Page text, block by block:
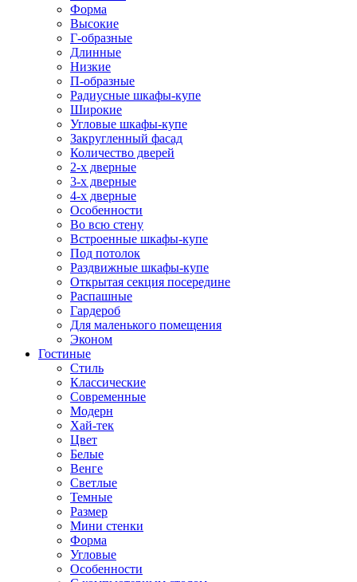
Форма
Высокие
Г-образные
Длинные
Низкие
П-образные
Радиусные шкафы-купе
Широкие
Угловые шкафы-купе
Закругленный фасад
Количество дверей
2-х дверные
3-х дверные
4-х дверные
Особенности
Во всю стену
Встроенные шкафы-купе
Под потолок
Раздвижные шкафы-купе
Открытая секция посередине
Распашные
Гардероб
Для маленького помещения
Эконом
Гостиные
Стиль
Классические
Современные
Модерн
Хай-тек
Цвет
Белые
Венге
Светлые
Темные
Размер
Мини стенки
Форма
Угловые
Особенности